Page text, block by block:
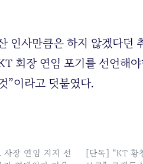
인사만큼은 하지 않겠다던
회장 연임 포기를 선언해
”이라고 덧붙였다.
장 연임 지지 선
[단독] “KT 황